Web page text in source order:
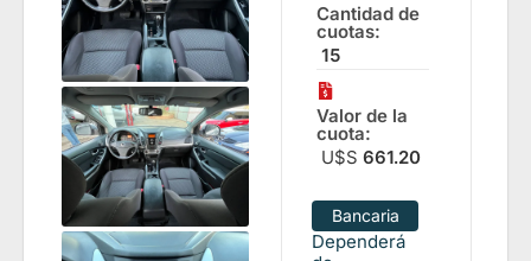
Cantidad de
cuotas:
15
Valor de la
cuota:
U$S 661.20
Bancaria
Dependerá